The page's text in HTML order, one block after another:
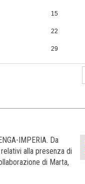
15
22
29
IMPERIA. Da
alla presenza di
di Marta,